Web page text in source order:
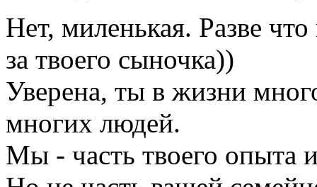
Нет, миленькая. Разве
за твоего сыночка))
Уверена, ты в жизни
многих людей.
Мы - часть твоего опыта